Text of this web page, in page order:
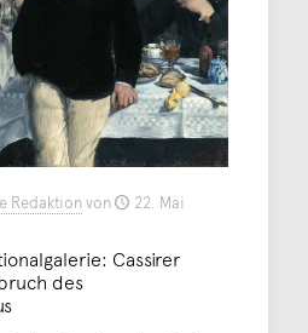
Redaktionvon
22. Mai
Cassirer
des